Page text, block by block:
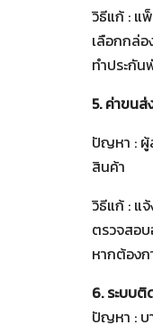
วิธีแก้ : แ
เลือกกล่
ทำประกัน
5. ค่าขนส่
ปัญหา : ผู้
สินค้า
วิธีแก้ : แ
ตรวจสอ
หากต้องก
6. ระบบ
ปัญหา : บ